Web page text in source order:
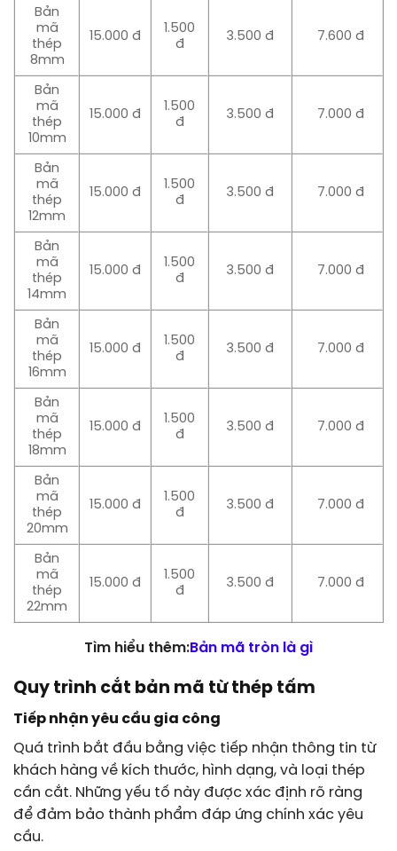
Bản
mã
thép
8mm
15.000 đ
1.500
đ
3.500 đ 7.600 đ
Bản
mã
thép
10mm
15.000 đ
1.500
đ
3.500 đ 7.000 đ
Bản
mã
thép
12mm
15.000 đ
1.500
đ
3.500 đ 7.000 đ
Bản
mã
thép
14mm
15.000 đ
1.500
đ
3.500 đ 7.000 đ
Bản
mã
thép
16mm
15.000 đ
1.500
đ
3.500 đ 7.000 đ
Bản
mã
thép
18mm
15.000 đ
1.500
đ
3.500 đ 7.000 đ
Bản
mã
thép
20mm
15.000 đ
1.500
đ
3.500 đ 7.000 đ
Bản
mã
thép
22mm
15.000 đ
1.500
đ
3.500 đ 7.000 đ
Tìm hiểu thêm:Bản mã tròn là gì
Quy trình cắt bản mã từ thép tấm
Tiếp nhận yêu cầu gia công
Quá trình bắt đầu bằng việc tiếp nhận thông tin từ
khách hàng về kích thước, hình dạng, và loại thép
cần cắt. Những yếu tố này được xác định rõ ràng
để đảm bảo thành phẩm đáp ứng chính xác yêu
cầu.